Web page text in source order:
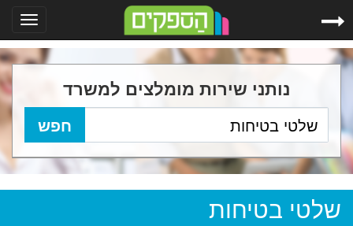
נותני שירות מומלצים למשרד
שלטי בטיחות